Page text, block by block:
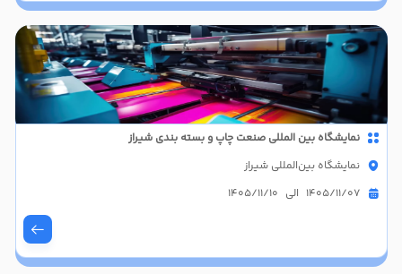
نمایشگاه بین المللی صنعت چاپ و بسته بندی شیراز
نمایشگاه بین‌المللی شیراز
1405/11/07 الی 1405/11/10